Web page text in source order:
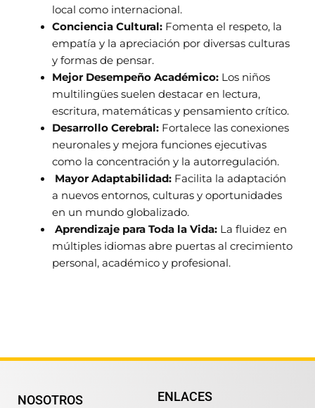
local como internacional.
Conciencia Cultural:Fomenta el respeto, la
empatía y la apreciación por diversas culturas
y formas de pensar.
Mejor Desempeño Académico:Los niños
multilingües suelen destacar en lectura,
escritura, matemáticas y pensamiento crítico.
Desarrollo Cerebral:Fortalece las conexiones
neuronales y mejora funciones ejecutivas
como la concentración y la autorregulación.
Mayor Adaptabilidad:Facilita la adaptación
a nuevos entornos, culturas y oportunidades
en un mundo globalizado.
Aprendizaje para Toda la Vida: La fluidez en
múltiples idiomas abre puertas al crecimiento
personal, académico y profesional.
NOSOTROS ENLACES